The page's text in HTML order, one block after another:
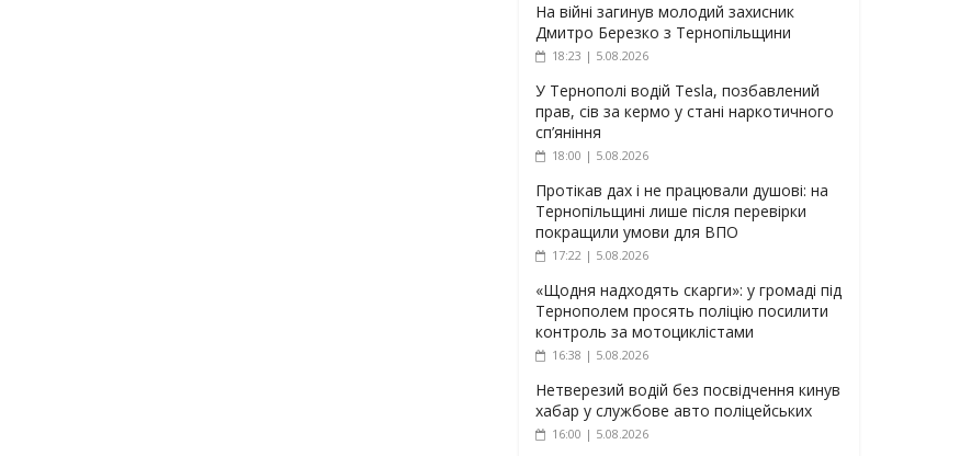
На війні загинув молодий захисник
Дмитро Березко з Тернопільщини
18:23 | 5.08.2026
У Тернополі водій Tesla, позбавлений
прав, сів за кермо у стані наркотичного
сп’яніння
18:00 | 5.08.2026
Протікав дах і не працювали душові: на
Тернопільщині лише після перевірки
покращили умови для ВПО
17:22 | 5.08.2026
«Щодня надходять скарги»: у громаді під
Тернополем просять поліцію посилити
контроль за мотоциклістами
16:38 | 5.08.2026
Нетверезий водій без посвідчення кинув
хабар у службове авто поліцейських
16:00 | 5.08.2026